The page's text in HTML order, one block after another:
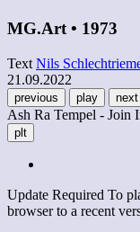
MG.Art • 1973
Text Nils
21.09.2022
previous play next
Ash Ra Tempel - Join
plt
Update Required To
browser to a recent